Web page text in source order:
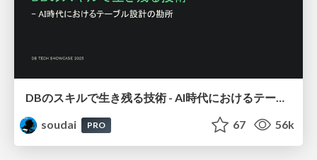
DBのスキルで生き残る技術 - AI時代におけるテーブル設計の勘所
soudai
PRO 67 56k